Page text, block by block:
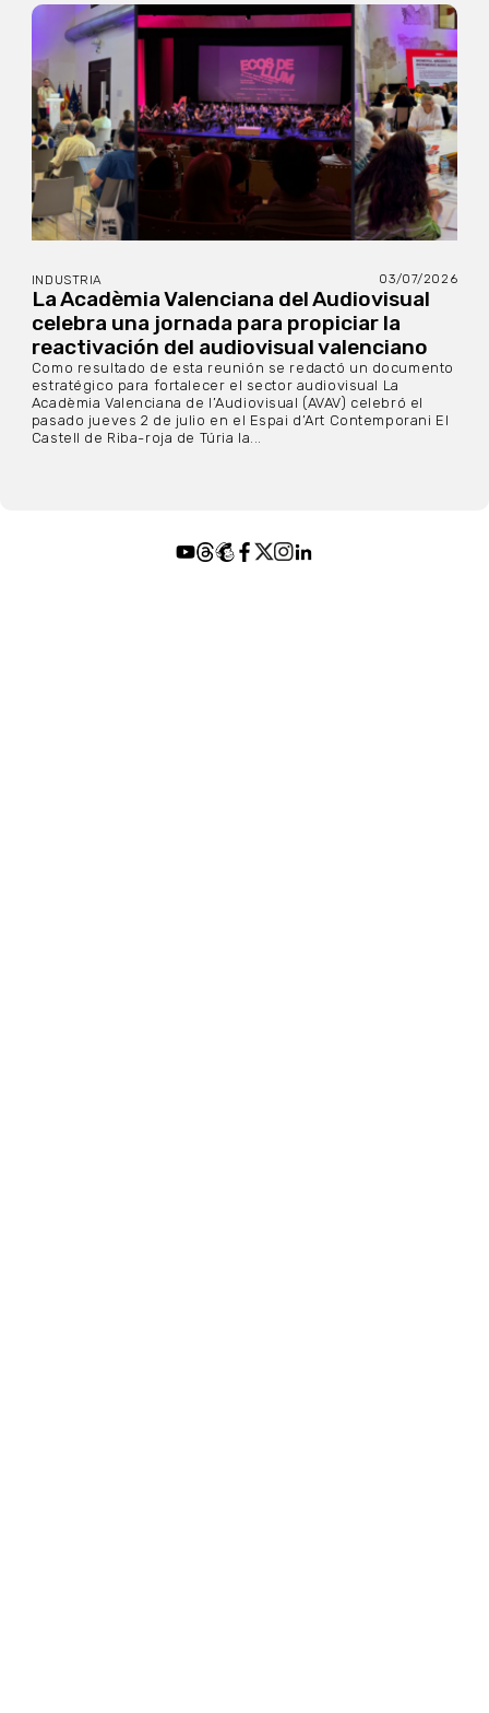
INDUSTRIA 03/07/2026
La Acadèmia Valenciana del Audiovisual
celebra una jornada para propiciar la
reactivación del audiovisual valenciano
Como resultado de esta reunión se redactó un documento
estratégico para fortalecer el sector audiovisual La
Acadèmia Valenciana de l’Audiovisual (AVAV) celebró el
pasado jueves 2 de julio en el Espai d’Art Contemporani El
Castell de Riba-roja de Túria la...